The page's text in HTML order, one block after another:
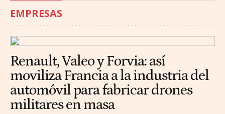
EMPRESAS
Renault, Valeo y Forvia: así
moviliza Francia a la industria del
automóvil para fabricar drones
militares en masa